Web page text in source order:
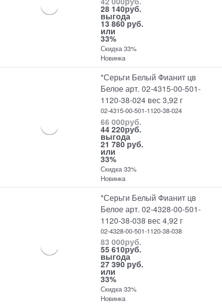
28 140руб.
выгода
13 860 руб.
или
33%
Скидка 33%
Новинка
*Серьги Белый Фианит цв
Белое арт. 02-4315-00-501-
1120-38-024 вес 3,92 г
02-4315-00-501-1120-38-024
66 000руб.
44 220руб.
выгода
21 780 руб.
или
33%
Скидка 33%
Новинка
*Серьги Белый Фианит цв
Белое арт. 02-4328-00-501-
1120-38-038 вес 4,92 г
02-4328-00-501-1120-38-038
83 000руб.
55 610руб.
выгода
27 390 руб.
или
33%
Скидка 33%
Новинка